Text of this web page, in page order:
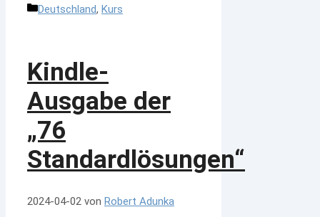
Kategorien
Deutschland, Kurs
Kindle-
Ausgabe der
„76
Standardlösungen“
2024-04-02 von Robert Adunka